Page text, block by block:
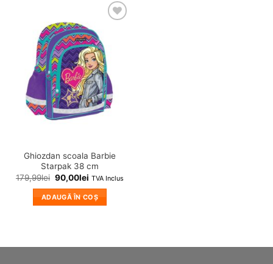
Adauga
wishlist!
Ghiozdan scoala Barbie
Starpak 38 cm
179,99lei 90,00lei TVA Inclus
ADAUGĂ ÎN COȘ